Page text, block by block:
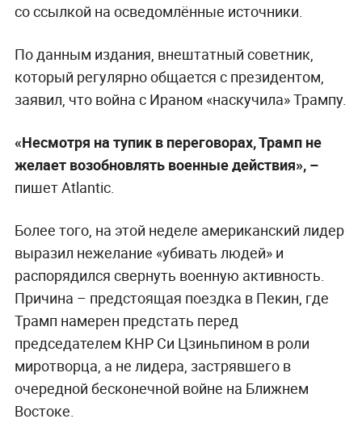
со ссылкой на осведомлённые источники.
По данным издания, внештатный советник,
который регулярно общается с президентом,
заявил, что война с Ираном «наскучила» Трампу.
«Несмотря на тупик в переговорах, Трамп не
желает возобновлять военные действия», –
пишет Atlantic.
Более того, на этой неделе американский лидер
выразил нежелание «убивать людей» и
распорядился свернуть военную активность.
Причина – предстоящая поездка в Пекин, где
Трамп намерен предстать перед
председателем КНР Си Цзиньпином в роли
миротворца, а не лидера, застрявшего в
очередной бесконечной войне на Ближнем
Востоке.